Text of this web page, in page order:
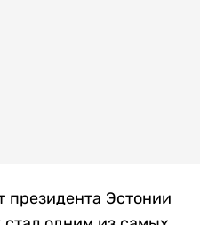
президента Эстонии